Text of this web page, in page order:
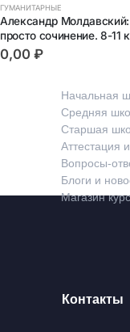
ГУМАНИТАРНЫЕ
Александр
просто сочинение. 8-11
0,00 ₽
Начальная
Средняя
Старшая
Аттестация
Вопросы-
Блоги и
Магазин
Контакты